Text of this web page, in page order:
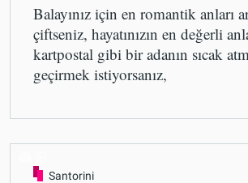
Balayınız için en romantik anları
çiftseniz, hayatınızın en değerli
kartpostal gibi bir adanın sıcak
geçirmek istiyorsanız,
Santorini